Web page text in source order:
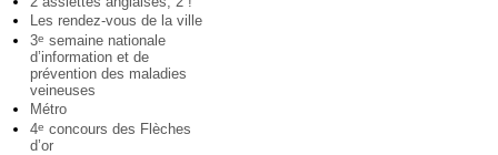
Les rendez-vous de la ville
3e semaine nationale
d’information et de
prévention des maladies
veineuses
Métro
4e concours des Flèches
d’or